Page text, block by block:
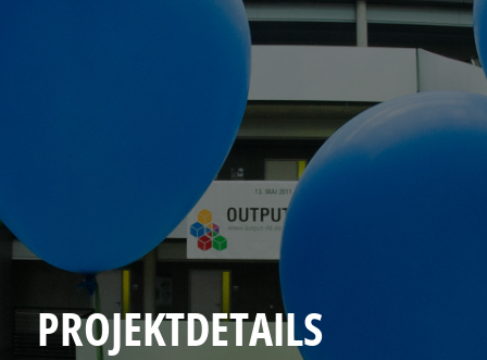
PROJEKTDETAILS